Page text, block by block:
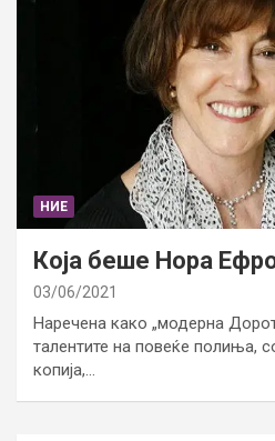
НИЕ
Која беше Нора
03/06/2021
Наречена како „модерна
талентите на повеќе полиња,
копија,…